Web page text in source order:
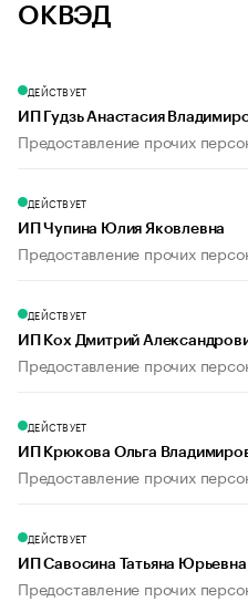
ОКВЭД
ДЕЙСТВУЕТ
ИП Гудзь Анастасия
Предоставление прочих
ДЕЙСТВУЕТ
ИП Чупина Юлия Яковлевна
Предоставление прочих
ДЕЙСТВУЕТ
ИП Кох Дмитрий
Предоставление прочих
ДЕЙСТВУЕТ
ИП Крюкова Ольга
Предоставление прочих
ДЕЙСТВУЕТ
ИП Савосина Татьяна Юрьевна
Предоставление прочих